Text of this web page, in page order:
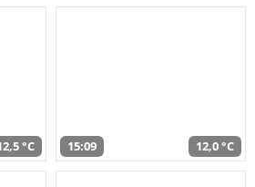
°C 15:09 12,0 °C